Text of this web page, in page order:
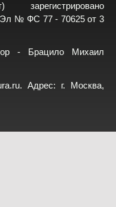
Эл № ФС 77 - 70625 от 3
- Брацило Михаил
. Адрес: г. Москва,